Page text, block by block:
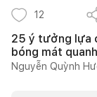
12
25 ý tưởng lựa
bóng mát
Nguyễn Quỳnh